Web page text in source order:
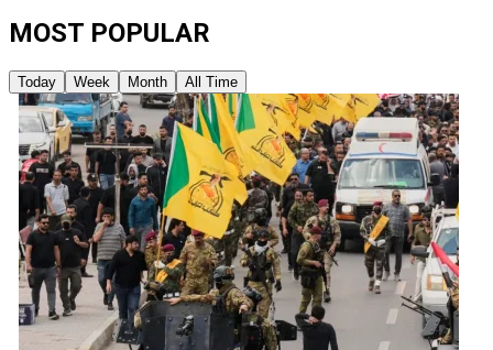
MOST POPULAR
Today Week Month All Time